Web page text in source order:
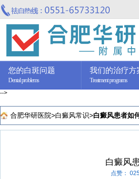
您的白斑问题
Dental problems
我们的治疗方
Treatment programs
-->
合肥华研医院>白癜风常识>白癜风患者如
白癜风
点赞：